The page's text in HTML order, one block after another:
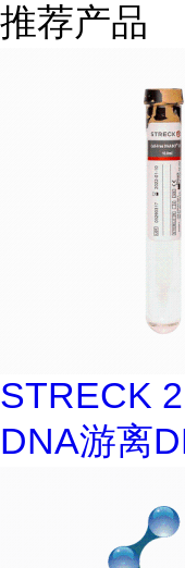
推荐产品
STRECK
DNA游离